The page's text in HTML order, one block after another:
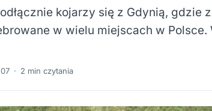
kojarzy się z Gdynią, gdzie
w wielu miejscach w
· 2 min czytania